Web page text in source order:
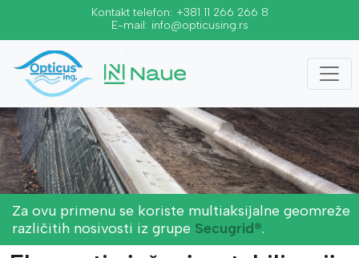
Kontakt telefon: +381 11 266 266 8
E-mail: info@opticusing.rs
Za ovu primenu se koriste multiaksijalne geomreže
različitih nosivosti iz grupe Secugrid®.